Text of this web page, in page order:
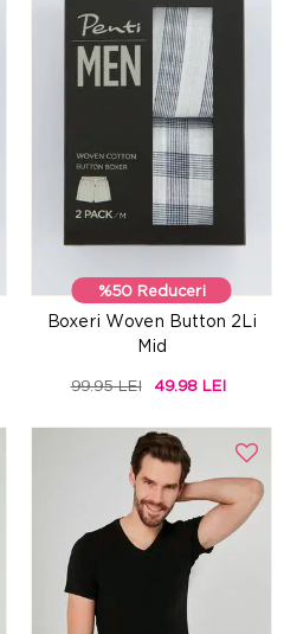
%50 Reduceri
Boxeri Woven Button 2Li
Mid
99.95 LEI 49.98 LEI